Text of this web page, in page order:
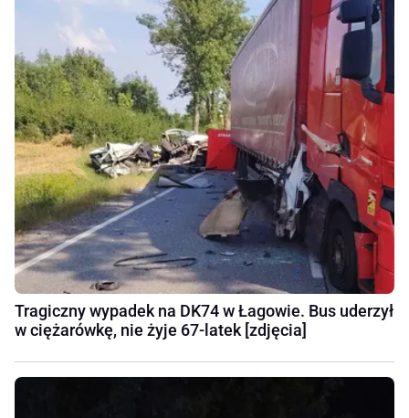
Tragiczny wypadek na DK74 w Łagowie. Bus uderzył
w ciężarówkę, nie żyje 67-latek [zdjęcia]